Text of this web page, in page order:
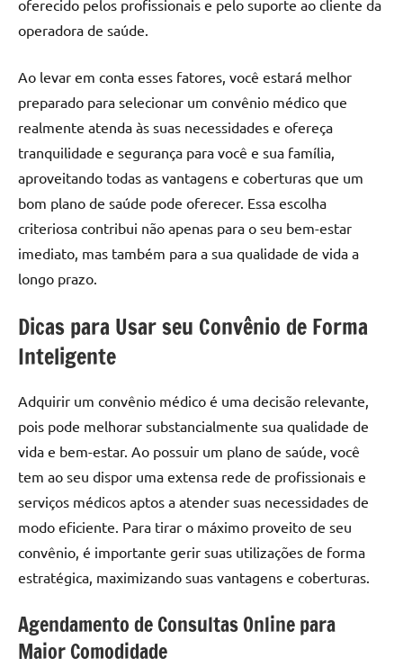
oferecido pelos profissionais e pelo suporte ao cliente da
operadora de saúde.
Ao levar em conta esses fatores, você estará melhor
preparado para selecionar um convênio médico que
realmente atenda às suas necessidades e ofereça
tranquilidade e segurança para você e sua família,
aproveitando todas as vantagens e coberturas que um
bom plano de saúde pode oferecer. Essa escolha
criteriosa contribui não apenas para o seu bem-estar
imediato, mas também para a sua qualidade de vida a
longo prazo.
Dicas para Usar seu Convênio de Forma
Inteligente
Adquirir um convênio médico é uma decisão relevante,
pois pode melhorar substancialmente sua qualidade de
vida e bem-estar. Ao possuir um plano de saúde, você
tem ao seu dispor uma extensa rede de profissionais e
serviços médicos aptos a atender suas necessidades de
modo eficiente. Para tirar o máximo proveito de seu
convênio, é importante gerir suas utilizações de forma
estratégica, maximizando suas vantagens e coberturas.
Agendamento de Consultas Online para
Maior Comodidade